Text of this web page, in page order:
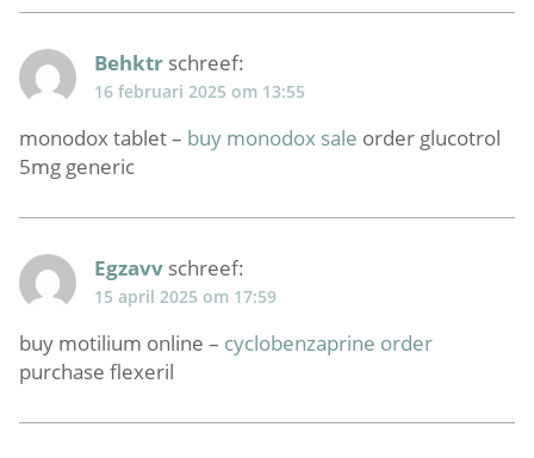
Behktr schreef:
16 februari 2025 om 13:55
monodox tablet – buy monodox sale order glucotrol
5mg generic
Egzavv schreef:
15 april 2025 om 17:59
buy motilium online – cyclobenzaprine order
purchase flexeril